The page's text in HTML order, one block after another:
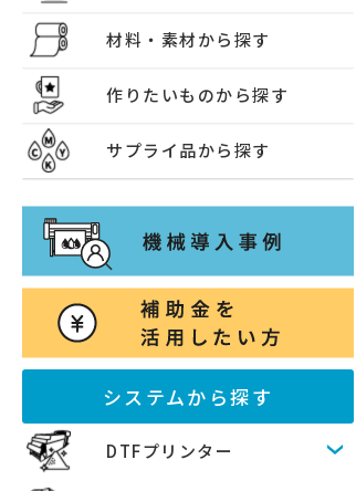
材料・素材から探す
作りたいものから探す
サプライ品から探す
システムから探す
DTFプリンター